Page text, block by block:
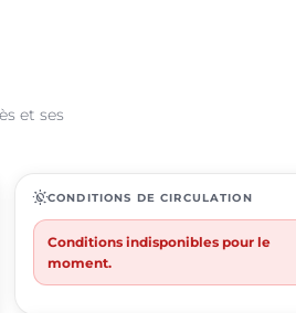
et ses
routineCONDITIONS DE CIRCULATION
Conditions indisponibles pour le
moment.